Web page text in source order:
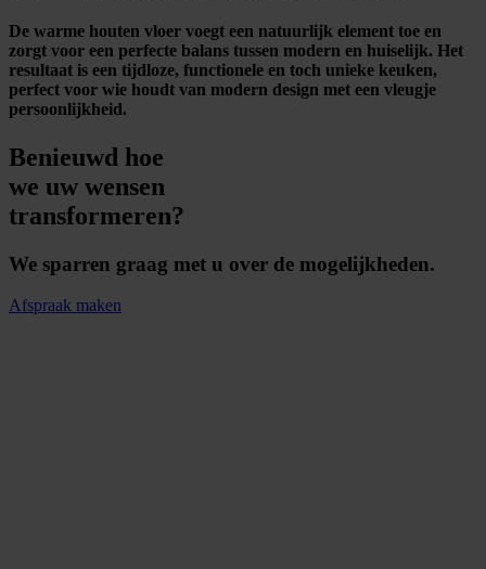
De warme houten vloer voegt een natuurlijk element toe en
zorgt voor een perfecte balans tussen modern en huiselijk. Het
resultaat is een tijdloze, functionele en toch unieke keuken,
perfect voor wie houdt van modern design met een vleugje
persoonlijkheid.
Benieuwd hoe
we uw wensen
transformeren?
We sparren graag met u over de mogelijkheden.
Afspraak maken